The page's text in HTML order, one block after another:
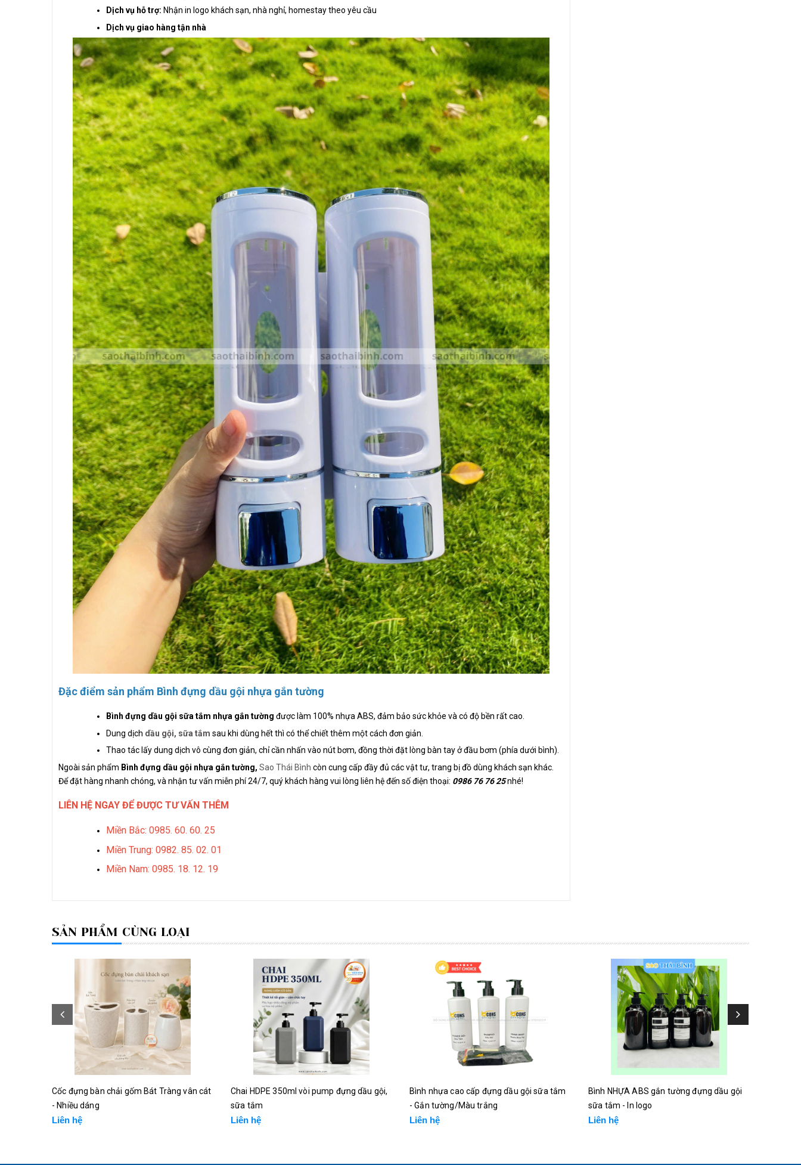
Dịch vụ hỗ trợ: Nhận in logo khách sạn, nhà nghỉ, homestay theo yêu cầu
Dịch vụ giao hàng tận nhà
Đặc điểm sản phẩm Bình đựng dầu gội nhựa gắn tường
Bình đựng dầu gội sữa tắm nhựa gắn tường được làm 100% nhựa ABS, đảm bảo sức khỏe và có độ bền rất cao.
Dung dịch dầu gội, sữa tắm sau khi dùng hết thì có thể chiết thêm một cách đơn giản.
Thao tác lấy dung dịch vô cùng đơn giản, chỉ cần nhấn vào nút bơm, đồng thời đặt lòng bàn tay ở đầu bơm (phía dưới bình).
Ngoài sản phẩm Bình đựng dầu gội nhựa gắn tường, Sao Thái Bình còn cung cấp đầy đủ các vật tư, trang bị đồ dùng khách sạn khác.
Để đặt hàng nhanh chóng, và nhận tư vấn miễn phí 24/7, quý khách hàng vui lòng liên hệ đến số điện thoại: 0986 76 76 25nhé!
LIÊN HỆ NGAY ĐỂ ĐƯỢC TƯ VẤN THÊM
Miền Bắc: 0985. 60. 60. 25
Miền Trung: 0982. 85. 02. 01
Miền Nam: 0985. 18. 12. 19
SẢN PHẨM CÙNG LOẠI
Cốc đựng bàn chải gốm Bát Tràng vân cát
- Nhiều dáng
Liên hệ
Chai HDPE 350ml vòi pump đựng dầu gội,
sữa tắm
Liên hệ
Bình nhựa cao cấp đựng dầu gội sữa tắm
- Gắn tường/Màu trắng
Liên hệ
Bình NHỰA ABS gắn tường đựng dầu gội
sữa tắm - In logo
Liên hệ